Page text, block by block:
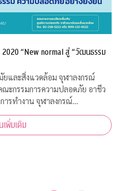
2020 “New normal สู่ “วัฒนธรรม
และสิ่งแวดล้อม จุฬาลงกรณ์
ะกรรมการความปลอดภัย อาชีว
รทำงาน จุฬาลงกรณ์
จัดงาน “Chula Safety 2020
ลอดภัยอย่างยั่งยืน” ระหว
เพิ่มเติม